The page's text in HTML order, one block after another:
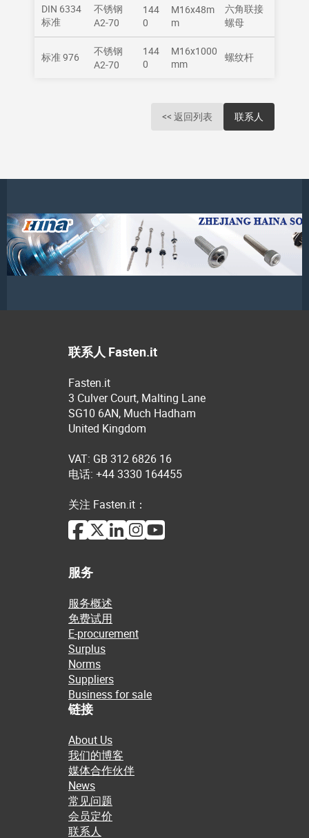
DIN 6334
标准
不锈钢
A2-70
144
0
M16x48m
m
六角联接
螺母
标准 976
不锈钢
A2-70
144
0
M16x1000
mm
螺纹杆
<< 返回列表 联系人
联系人 Fasten.it
Fasten.it
3 Culver Court, Malting Lane
SG10 6AN, Much Hadham
United Kingdom
VAT: GB 312 6826 16
电话: +44 3330 164455
关注 Fasten.it：
服务
服务概述
免费试用
E-procurement
Surplus
Norms
Suppliers
Business for sale
链接
About Us
我们的博客
媒体合作伙伴
News
常见问题
会员定价
联系人